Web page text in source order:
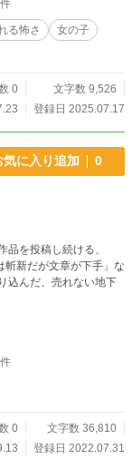
る怖さ
女の子
0
文字数 9,526
登録日 2025.07.17
気に入り追加 0
斬新だが文章が下手」な
0
文字数 36,810
登録日 2022.07.31